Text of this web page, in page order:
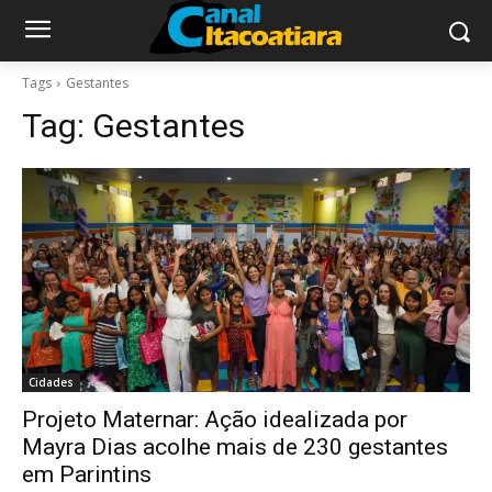
Tags Gestantes
Tag: Gestantes
Cidades
Projeto Maternar: Ação idealizada por
Mayra Dias acolhe mais de 230 gestantes
em Parintins